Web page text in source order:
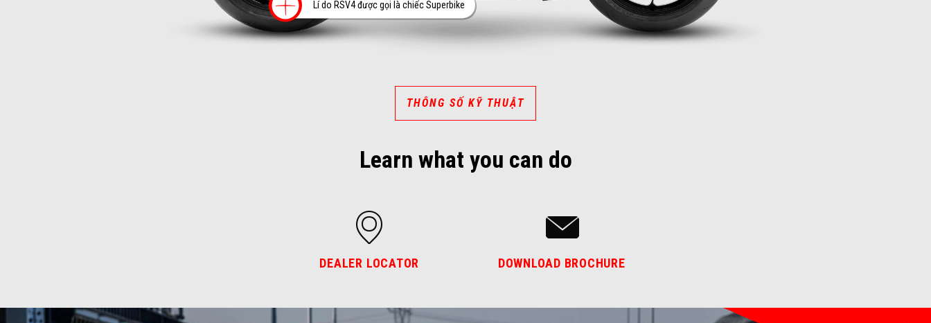
Lí do RSV4 được gọi là chiếc Superbike
THÔNG SỐ KỸ THUẬT
Learn what you can do
DEALER LOCATOR DOWNLOAD BROCHURE